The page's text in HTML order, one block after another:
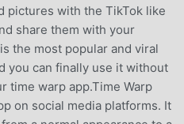
pictures with the TikTok like
share them with your
the most popular and viral
you can finally use it without
time warp app.Time Warp
on social media platforms. It